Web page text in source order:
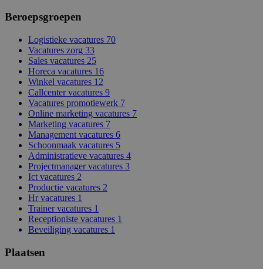
Beroepsgroepen
Logistieke vacatures 70
Vacatures zorg 33
Sales vacatures 25
Horeca vacatures 16
Winkel vacatures 12
Callcenter vacatures 9
Vacatures promotiewerk 7
Online marketing vacatures 7
Marketing vacatures 7
Management vacatures 6
Schoonmaak vacatures 5
Administratieve vacatures 4
Projectmanager vacatures 3
Ict vacatures 2
Productie vacatures 2
Hr vacatures 1
Trainer vacatures 1
Receptioniste vacatures 1
Beveiliging vacatures 1
Plaatsen